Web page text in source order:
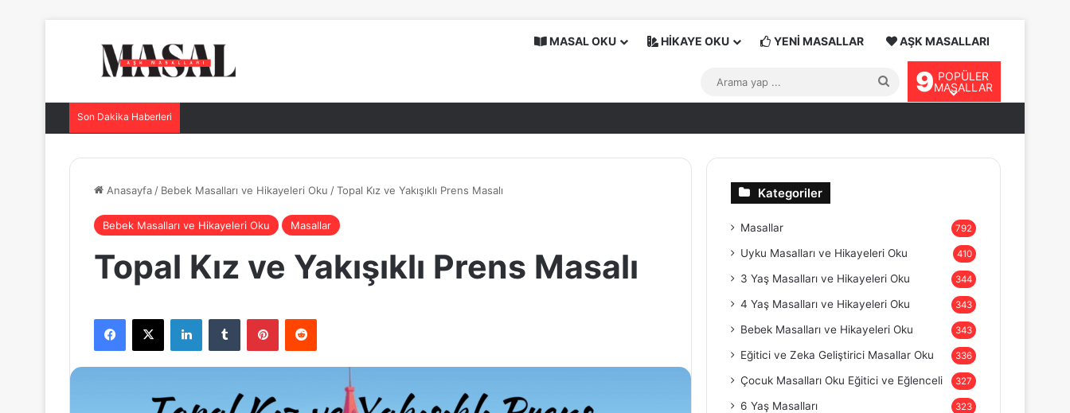
MASAL OKU HİKAYE OKU YENİ MASALLAR AŞK MASALLARI
Arama
...
9 POPÜLER
MASALLAR
Son Dakika Haberleri
Anasayfa / Bebek Masalları ve Hikayeleri Oku /Topal Kız ve Yakışıklı Prens Masalı
Bebek Masalları ve Hikayeleri Oku Masallar
Topal Kız ve Yakışıklı Prens Masalı
Facebook
X LinkedInTumblr PinterestReddit
Kategoriler
Masallar 792
Uyku Masalları ve Hikayeleri Oku 410
3 Yaş Masalları ve Hikayeleri Oku 344
4 Yaş Masalları ve Hikayeleri Oku 343
Bebek Masalları ve Hikayeleri Oku 343
Eğitici ve Zeka Geliştirici Masallar Oku 336
Çocuk Masalları Oku Eğitici ve Eğlenceli 327
6 Yaş Masalları 323